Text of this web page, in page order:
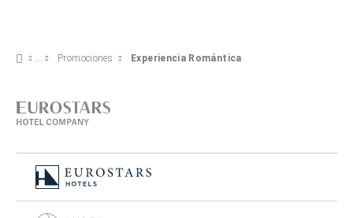
Promociones Experiencia Romántica